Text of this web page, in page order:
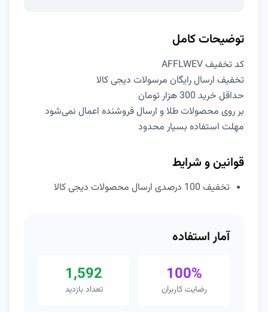
توضیحات کامل
کد تخفیف AFFLWEV
تخفیف ارسال رایگان مرسولات دیجی کالا
حداقل خرید 300 هزار تومان
بر روی محصولات طلا و ارسال فروشنده اعمال نمی‌شود
مهلت استفاده بسیار محدود
قوانین و شرایط
تخفیف 100 درصدی ارسال محصولات دیجی کالا
آمار استفاده
100%
رضایت کاربران
1,592
تعداد بازدید